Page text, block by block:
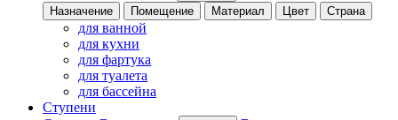
Назначение Помещение Материал Цвет Страна
для ванной
для кухни
для фартука
для туалета
для бассейна
Ступени